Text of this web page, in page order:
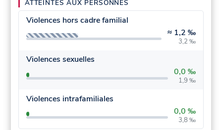
ATTEINTES AUX PERSONNES
Violences hors cadre familial
≈ 1,2 ‰
3,2 ‰
Violences sexuelles
0,0 ‰
1,9 ‰
Violences intrafamiliales
0,0 ‰
3,8 ‰